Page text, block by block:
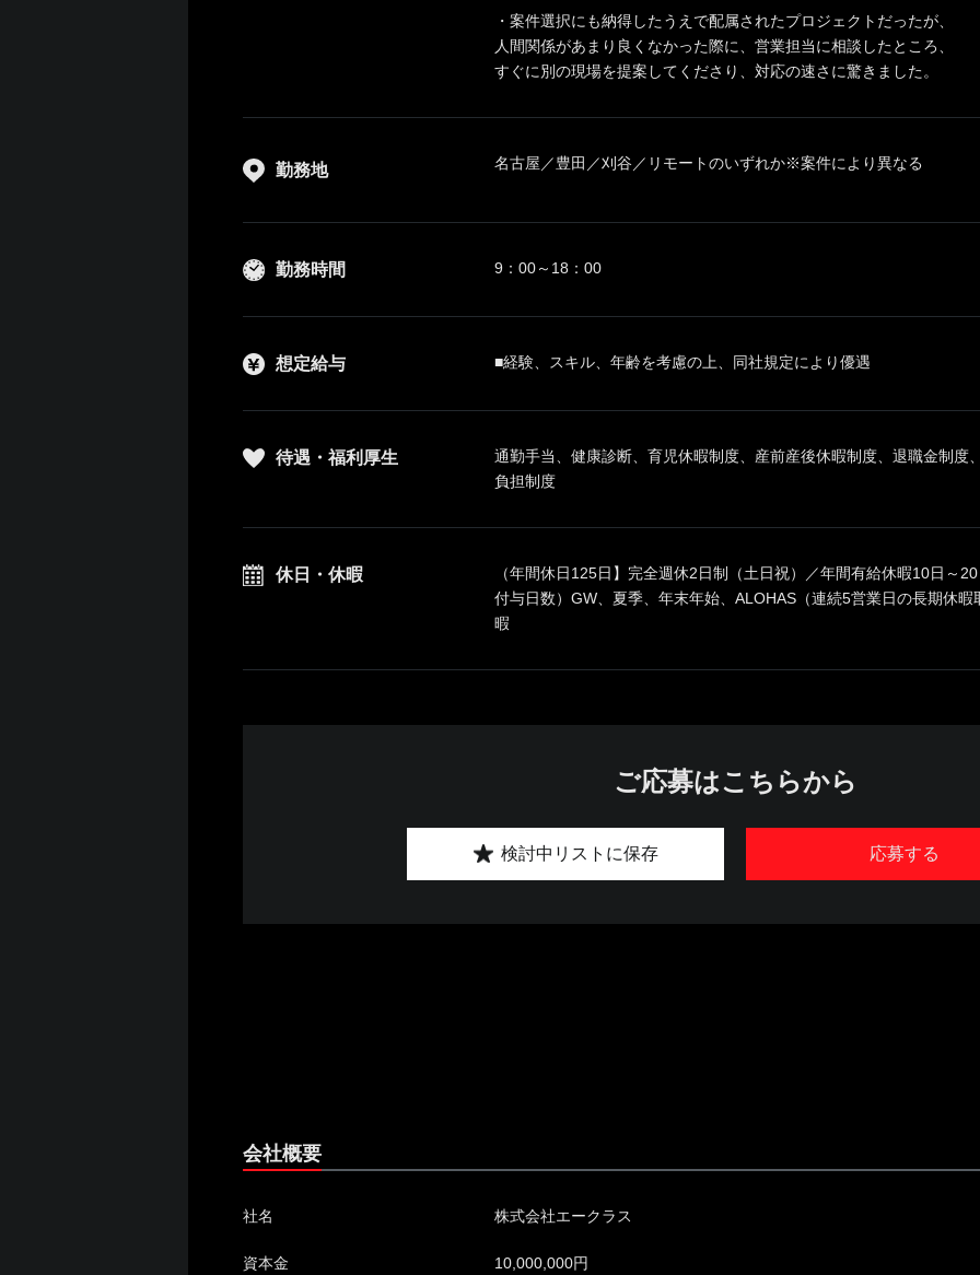
・案件選択にも納得したうえで配属されたプロジェクトだったが、
人間関係があまり良くなかった際に、営業担当に相談したところ、
すぐに別の現場を提案してくださり、対応の速さに驚きました。
勤務地 名古屋／豊田／刈谷／リモートのいずれか※案件により異なる
勤務時間 9：00～18：00
想定給与 ■経験、スキル、年齢を考慮の上、同社規定により優遇
待遇・福利厚生
通勤手当、健康診断、育児休暇制度、産前産後休暇制度、退職金制度
負担制度
休日・休暇
（年間休日125日】完全週休2日制（土日祝）／年間有給休暇10日～
付与日数）GW、夏季、年末年始、ALOHAS（連続5営業日の長期休
暇
ご応募はこちらから
応募する
検討中リストに保存
会社概要
社名 株式会社エークラス
資本金 10,000,000円